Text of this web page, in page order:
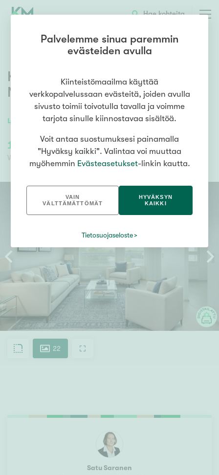
Hae kohteita
45 45m² 2h, k, s, lasitettu parveke
Kuntotie 16A27,Klaukkala
Nurmijärvi
168 008,85 €
Velaton hinta
78 314,13 €
22
Satu Saranen
Palvelemme sinua paremmin
evästeiden avulla
Kiinteistömaailma käyttää
verkkopalvelussaan evästeitä, joiden avulla
sivusto toimii toivotulla tavalla ja voimme
tarjota sinulle kiinnostavaa sisältöä.
Voit antaa suostumuksesi painamalla
"Hyväksy kaikki". Valintaa voi muuttaa
myöhemmin Evästeasetukset-linkin kautta.
VAIN
VÄLTTÄMÄTTÖMÄT
HYVÄKSYN
KAIKKI
Tietosuojaseloste